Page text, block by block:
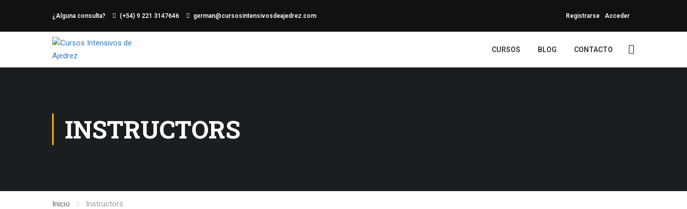
¿Alguna consulta? (+54) 9 221 3147646 german@cursosintensivosdeajedrez.com Registrarse Acceder
CURSOS BLOG CONTACTO
INSTRUCTORS
Inicio Instructors